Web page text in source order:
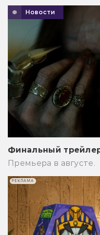
Новости
Финальный
Премьера в августе.
РЕКЛАМА